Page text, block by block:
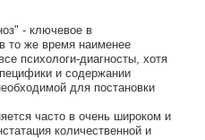
- ключевое в
то же время наименее
психологи-диагносты, хотя
и содержании
для постановки
часто в очень широком и
количественной и